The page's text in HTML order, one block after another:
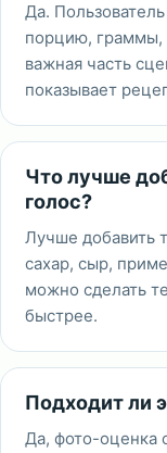
Да.
порцию, граммы,
важная часть
показывает
Что лучше
голос?
Лучше добавить
сахар, сыр,
можно сделать
быстрее.
Подходит ли
Да, фото-оценка